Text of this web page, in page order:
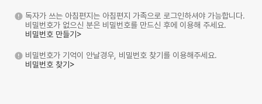
독자가 쓰는 아침편지는 아침편지 가족으로 로그인하셔야 가능합니다.
비밀번호가 없으신 분은 비밀번호를 만드신 후에 이용해 주세요.
비밀번호 만들기>
비밀번호가 기억이 안날경우, 비밀번호 찾기를 이용해주세요.
비밀번호 찾기>